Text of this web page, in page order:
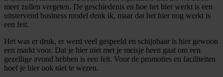
informatie over uw gebruik van onze site met onze
partners voor social media, adverteren en analyse. Deze
partners kunnen deze gegevens combineren met andere
informatie die u aan ze heeft verstrekt of die ze hebben
verzameld op basis van uw gebruik van hun services.
meer zullen vergeten. De geschiedenis en hoe het hier werkt is een
uitstervend business model denk ik, maar dat het hier nog werkt is
een feit.
Het was er druk, er werd veel gespeeld en schijnbaar is hier gewoon
een markt voor. Dat je hier niet met je meisje heen gaat om een
gezellige avond hebben is een feit. Voor de promoties en faciliteiten
hoef je hier ook niet te wezen.